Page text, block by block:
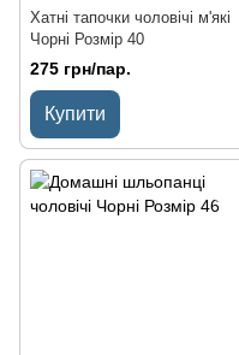
Хатні тапочки чоловічі м'які
Чорні Розмір 40
275 грн/пар.
Купити